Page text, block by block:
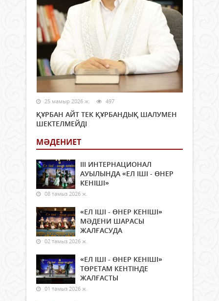
25 мамыр 2026 ж. 497
ҚҰРБАН АЙТ ТЕК ҚҰРБАНДЫҚ ШАЛУМЕН
ШЕКТЕЛМЕЙДІ
МӘДЕНИЕТ
ІІІ ИНТЕРНАЦИОНАЛ
АУЫЛЫНДА «ЕЛ ІШІ - ӨНЕР
КЕНІШІ»
08 тамыз 2026 ж.
«ЕЛ ІШІ - ӨНЕР КЕНІШІ»
МӘДЕНИ ШАРАСЫ
ЖАЛҒАСУДА
02 тамыз 2026 ж.
«ЕЛ ІШІ - ӨНЕР КЕНІШІ»
ТӨРЕТАМ КЕНТІНДЕ
ЖАЛҒАСТЫ
01 тамыз 2026 ж.